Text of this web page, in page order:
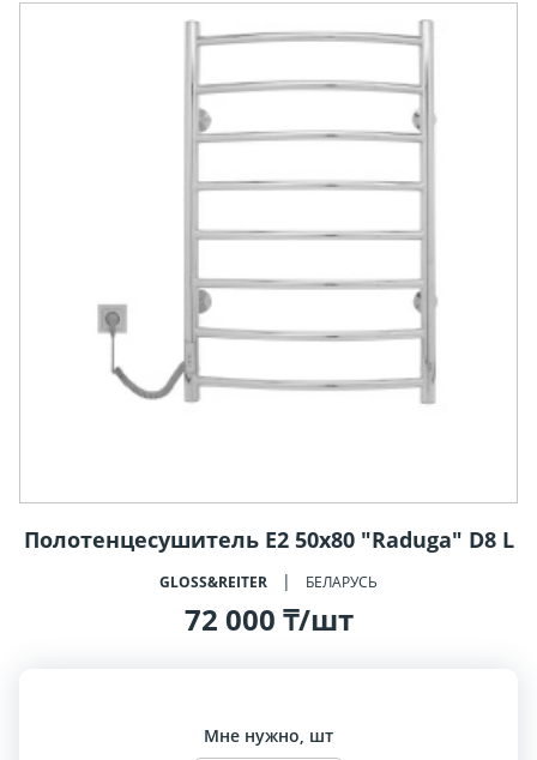
Полотенцесушитель E2 50x80 "Raduga" D8 L
GLOSS&REITER БЕЛАРУСЬ
72 000 ₸/шт
Мне нужно, шт